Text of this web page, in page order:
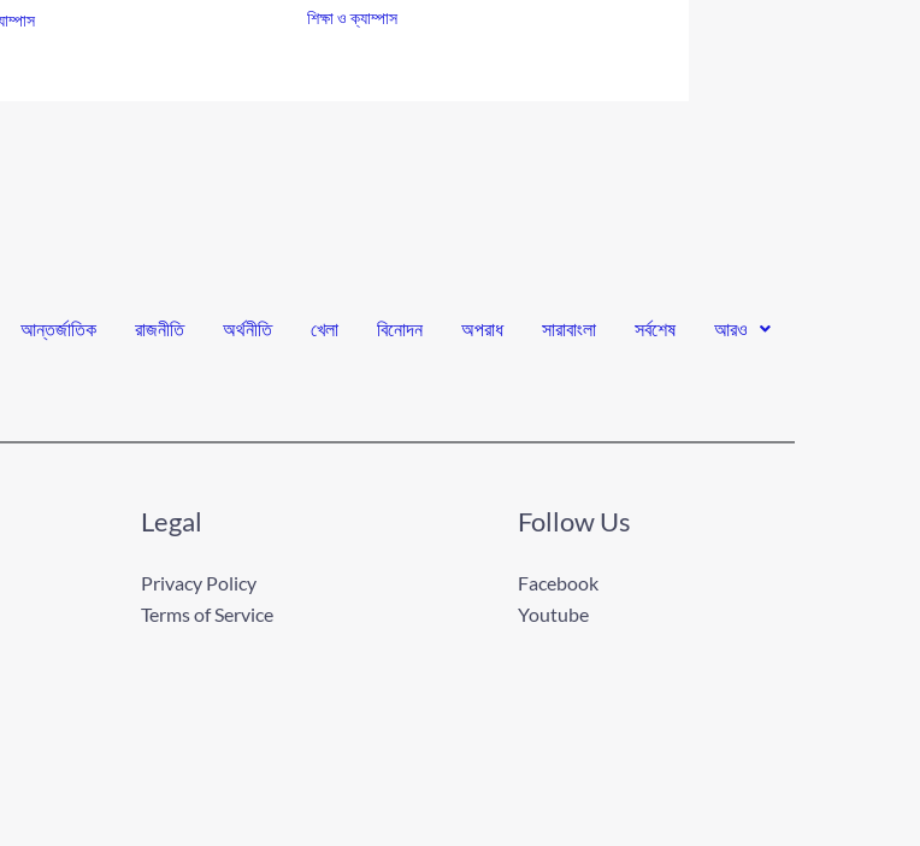
শিক্ষা ও ক্যাম্পাস
আন্তর্জাতিক রাজনীতি অর্থনীতি খেলা বিনোদন অপরাধ সারাবাংলা সর্বশেষ আরও
Legal
Privacy Policy
Terms of Service
Follow Us
Facebook
Youtube